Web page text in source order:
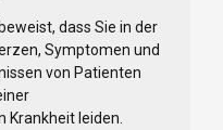
dass Sie in der
Symptomen und
von Patienten
Krankheit leiden.